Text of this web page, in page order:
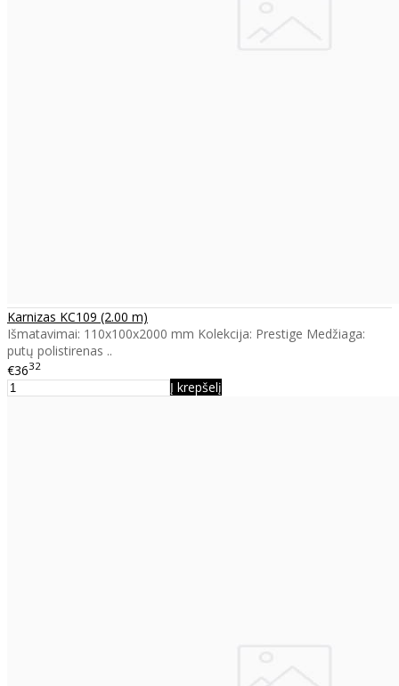
Karnizas KC109 (2.00 m)
Išmatavimai: 110x100x2000 mm Kolekcija: Prestige Medžiaga:
putų polistirenas ..
€3632
Į krepšelį